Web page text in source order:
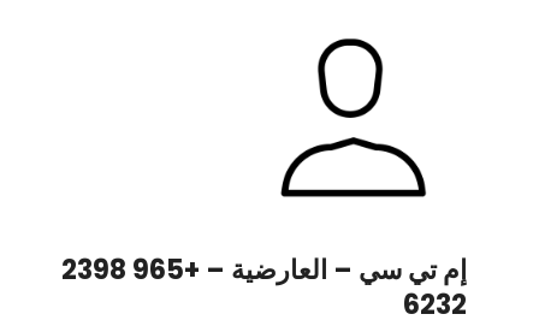
إم تي سي – العارضية – +965 2398
6232